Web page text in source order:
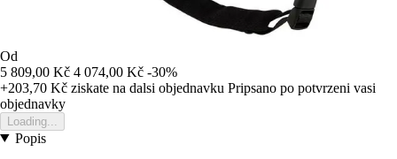
Od
5 809,00 Kč 4 074,00 Kč -30%
+203,70 Kč ziskate na dalsi objednavku Pripsano po potvrzeni vasi
objednavky
Loading...
Popis